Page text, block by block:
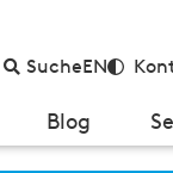
SucheEN
Blog